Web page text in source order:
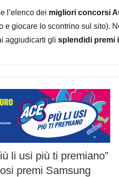
l’elenco dei migliori concorsi
e giocare lo scontrino sul sito).
aggiudicarti gli splendidi premi
li usi più ti premiano”
premi Samsung